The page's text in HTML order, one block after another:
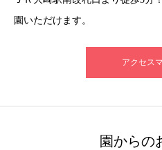
園いただけます。
アクセス
園からの